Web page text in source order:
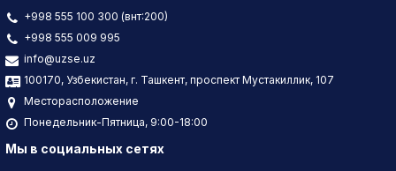
+998 555 100 300 (внт:200)
+998 555 009 995
info@uzse.uz
100170, Узбекистан, г. Ташкент, проспект Мустакиллик, 107
Месторасположение
Понедельник-Пятница, 9:00-18:00
Мы в социальных сетях